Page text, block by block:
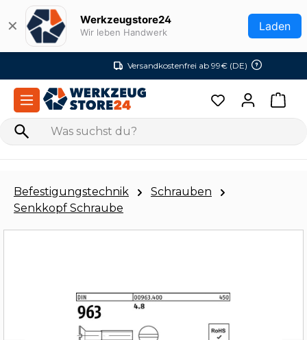
Zum Hauptinhalt springen
✕ Werkzeugstore24
Wir leben Handwerk Laden
Versandkostenfrei ab 99€ (DE)
Befestigungstechnik
Schrauben
Senkkopf Schraube